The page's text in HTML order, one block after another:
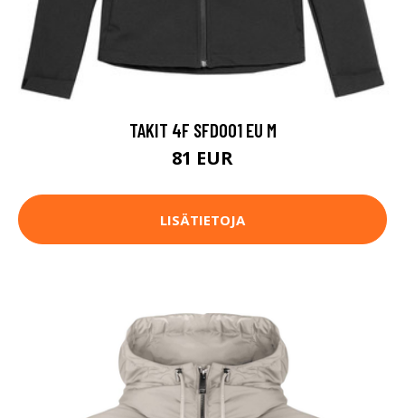
TAKIT 4F SFD001 EU M
81 EUR
LISÄTIETOJA